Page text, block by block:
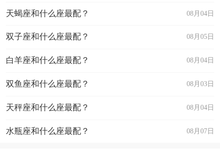
08月04日
天蝎座和什么座最配？
08月05日
双子座和什么座最配？
08月04日
白羊座和什么座最配？
08月03日
双鱼座和什么座最配？
08月04日
天秤座和什么座最配？
08月07日
水瓶座和什么座最配？